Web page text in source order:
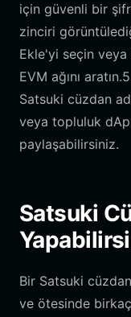
için güvenli bir
zinciri
Ekle'yi seçin veya
EVM ağını
Satsuki cüzdan
veya topluluk
paylaşabilirsiniz.
Satsuki
Bir Satsuki
ve ötesinde